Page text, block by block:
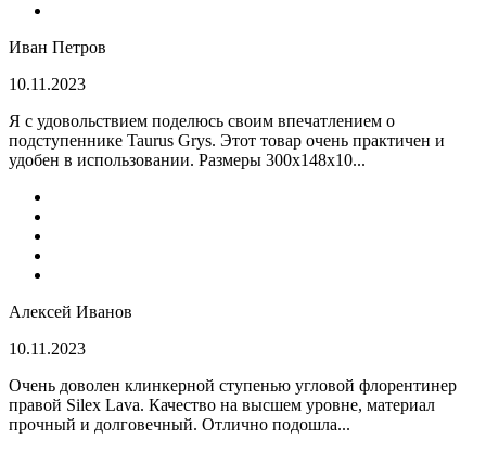
Иван Петров
10.11.2023
Я с удовольствием поделюсь своим впечатлением о
подступеннике Taurus Grys. Этот товар очень практичен и
удобен в использовании. Размеры 300х148х10...
Алексей Иванов
10.11.2023
Очень доволен клинкерной ступенью угловой флорентинер
правой Silex Lava. Качество на высшем уровне, материал
прочный и долговечный. Отлично подошла...